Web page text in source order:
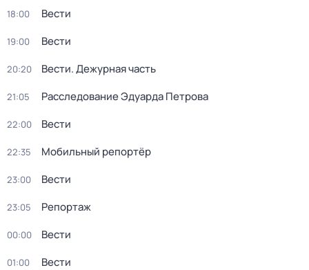
18:00 Вести
19:00 Вести
20:20 Вести. Дежурная часть
21:05 Расследование Эдуарда Петрова
22:00 Вести
22:35 Мобильный репортёр
23:00 Вести
23:05 Репортаж
00:00 Вести
01:00 Вести